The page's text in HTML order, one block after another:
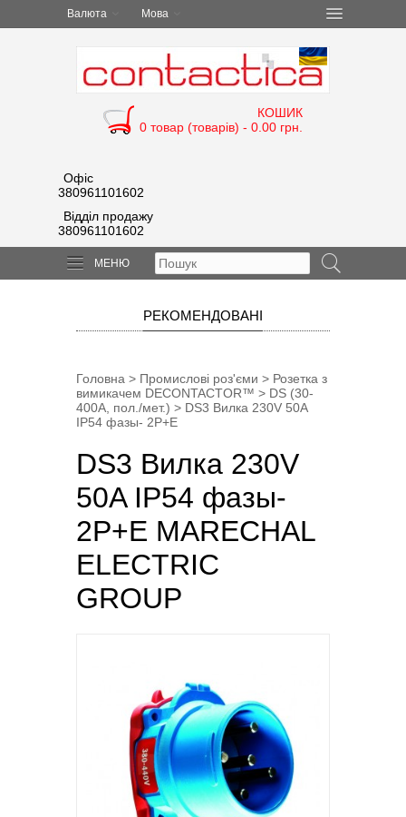
Валюта Мова
КОШИК
0 товар (товарів) - 0.00 грн.
Офіс
380961101602
Відділ продажу
380961101602
МЕНЮ
РЕКОМЕНДОВАНІ
Головна > Промислові роз'єми > Розетка з
вимикачем DECONTACTOR™ > DS (30-
400A, пол./мет.) > DS3 Вилка 230V 50A
IP54 фазы- 2P+E
DS3 Вилка 230V
50A IP54 фазы-
2P+E MARECHAL
ELECTRIC
GROUP